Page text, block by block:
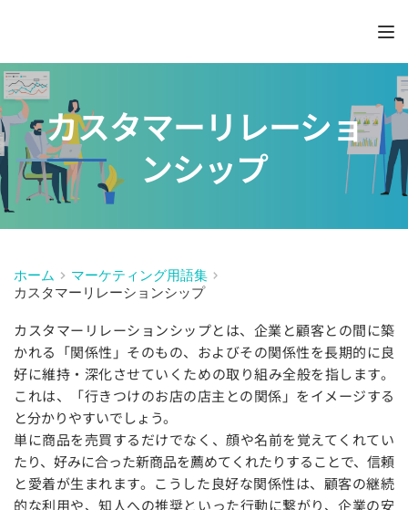
カスタマーリレーショ
ンシップ
ホーム
マーケティング用語集
カスタマーリレーションシップ
カスタマーリレーションシップとは、企業と顧客との間に築
かれる「関係性」そのもの、およびその関係性を長期的に良
好に維持・深化させていくための取り組み全般を指します。
これは、「行きつけのお店の店主との関係」をイメージする
と分かりやすいでしょう。
単に商品を売買するだけでなく、顔や名前を覚えてくれてい
たり、好みに合った新商品を薦めてくれたりすることで、信頼
と愛着が生まれます。こうした良好な関係性は、顧客の継続
的な利用や、知人への推奨といった行動に繋がり、企業の安